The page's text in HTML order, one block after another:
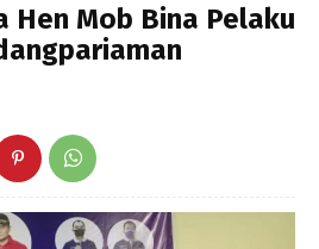
Hen Mob Bina Pelaku